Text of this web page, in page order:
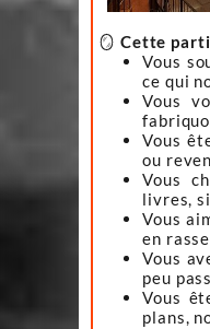
🪞 Cette
Vous
ce qui
Vous
Vous
ou
Vous
livres,
Vous
en
Vous
peu
Vous
plans,